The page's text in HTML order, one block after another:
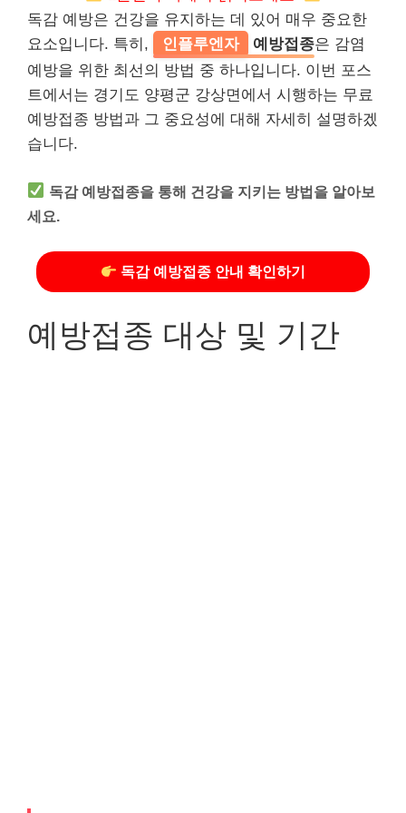
독감 예방은 건강을 유지하는 데 있어 매우 중요한
요소입니다. 특히,
인플루엔자 예방접종은 감염
예방을 위한 최선의 방법 중 하나입니다. 이번 포스
트에서는 경기도 양평군 강상면에서 시행하는 무료
예방접종 방법과 그 중요성에 대해 자세히 설명하겠
습니다.
독감 예방접종을 통해 건강을 지키는 방법을 알아보
세요.
독감 예방접종 안내 확인하기
예방접종 대상 및 기간